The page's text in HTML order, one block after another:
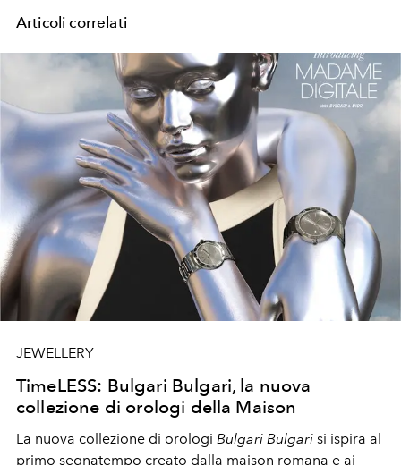
Articoli correlati
JEWELLERY
TimeLESS: Bulgari Bulgari, la nuova
collezione di orologi della Maison
La nuova collezione di orologi Bulgari Bulgari si ispira al
primo segnatempo creato dalla maison romana e ai